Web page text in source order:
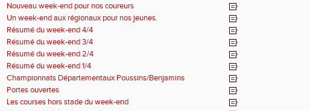
Nouveau week-end pour nos coureurs
Un week-end aux régionaux pour nos jeunes.
Résumé du week-end 4/4
Résumé du week-end 3/4
Résumé du week-end 2/4
Résumé du week-end 1/4
Championnats Départementaux Poussins/Benjamins
Portes ouvertes
Les courses hors stade du week-end